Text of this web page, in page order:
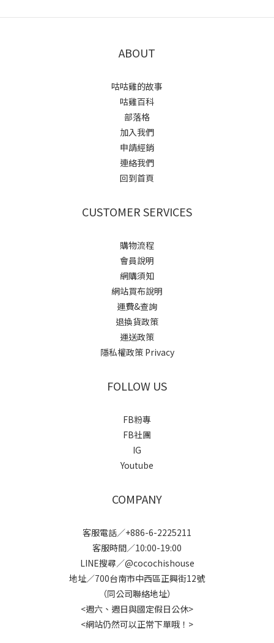
ABOUT
咕咕雞的故事
咕雞百科
部落格
加入我們
申請經銷
連絡我們
回到首頁
CUSTOMER SERVICES
購物流程
會員說明
網購須知
網站買布說明
運費&查詢
退換貨政策
運送政策
隱私權政策 Privacy
FOLLOW US
FB粉專
FB社團
IG
Youtube
COMPANY
客服電話／+886-6-2225211
客服時間／10:00-19:00
LINE搜尋／@cocochishouse
地址／700台南市中西區正興街12號
（同公司聯絡地址）
<週六、週日與國定假日公休>
<網站仍然可以正常下單哦！>